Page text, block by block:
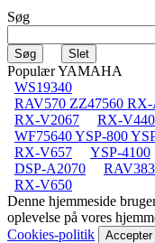
Søg
Populær YAMAHA
WS19340
RAV570 ZZ47560
RX-V2067
RX-
WF75640 YSP-800
RX-V657
YSP-4100
DSP-A2070
RX-V650
Denne hjemmeside
oplevelse på vores
Cookies-politik
Accepter